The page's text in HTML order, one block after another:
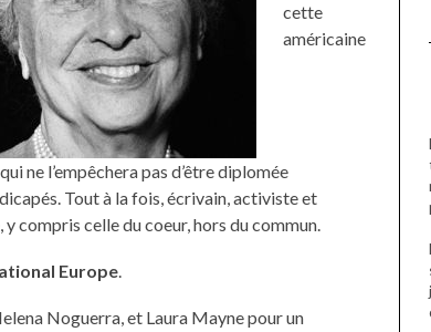
cette
américaine
ne l’empêchera pas d’être diplomée
Tout à la fois, écrivain, activiste et
compris celle du coeur, hors du commun.
Europe.
Noguerra, et Laura Mayne pour un